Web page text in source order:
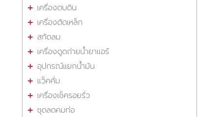
เครื่องตบดิน
เครื่องตัดเหล็ก
สกัดลม
เครื่องดูดถ่ายน้ำยาแอร์
อุปกรณ์แยกน้ำมัน
แว็คคั่ม
เครื่องเช็ครอยรั่ว
ชุดลดคมท่อ